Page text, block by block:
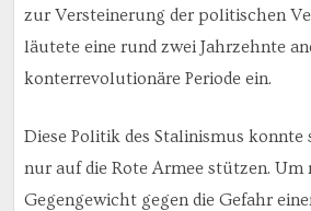
zur Versteinerung der politischen
läutete eine rund zwei Jahrzehnte
konterrevolutionäre Periode ein.
Diese Politik des Stalinismus
nur auf die Rote Armee stützen.
Gegengewicht gegen die Gefahr